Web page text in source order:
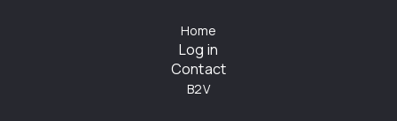
Home
Log in
Contact
B2V